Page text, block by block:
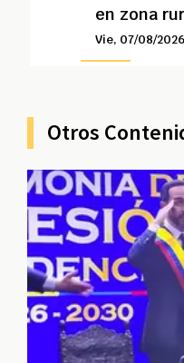
en zona
Vie, 07/08/
Otros